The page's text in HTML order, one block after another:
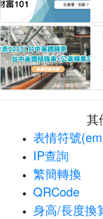
其
表情符號
IP查詢
繁簡轉換
QRCode
身高/長度換